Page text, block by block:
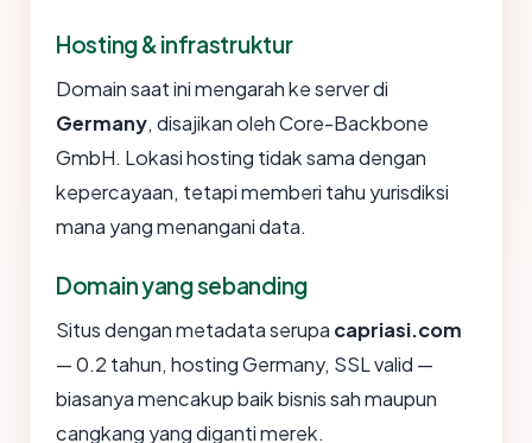
Hosting & infrastruktur
Domain saat ini mengarah ke server di
Germany, disajikan oleh Core-Backbone
GmbH. Lokasi hosting tidak sama dengan
kepercayaan, tetapi memberi tahu yurisdiksi
mana yang menangani data.
Domain yang sebanding
Situs dengan metadata serupa capriasi.com
— 0.2 tahun, hosting Germany, SSL valid —
biasanya mencakup baik bisnis sah maupun
cangkang yang diganti merek.